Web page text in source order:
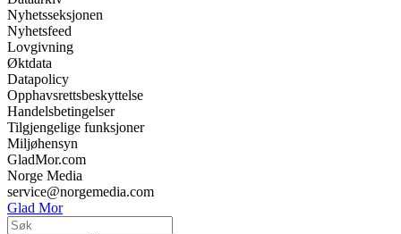
Nyhetsseksjonen
Nyhetsfeed
Lovgivning
Øktdata
Datapolicy
Opphavsrettsbeskyttelse
Handelsbetingelser
Tilgjengelige funksjoner
Miljøhensyn
GladMor.com
Norge Media
service@norgemedia.com
Glad Mor